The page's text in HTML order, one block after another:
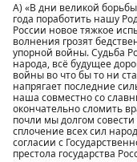
А) «В дни великой
года поработить нашу
России новое тяжкое
волнения грозят
упорной войны. Судьба
народа, всё будущее
войны во что бы то ни
напрягает последние
наша совместно со
окончательно сломить
почли мы долгом
сплочение всех сил
согласии с
престола государства